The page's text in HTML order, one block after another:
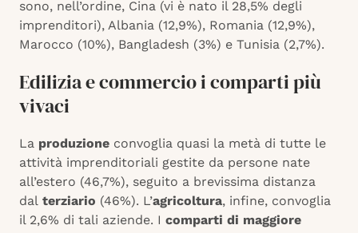
sono, nell’ordine, Cina (vi è nato il 28,5% degli
imprenditori), Albania (12,9%), Romania (12,9%),
Marocco (10%), Bangladesh (3%) e Tunisia (2,7%).
Edilizia e commercio i comparti più
vivaci
La produzione convoglia quasi la metà di tutte le
attività imprenditoriali gestite da persone nate
all’estero (46,7%), seguito a brevissima distanza
dal terziario (46%). L’agricoltura, infine, convoglia
il 2,6% di tali aziende. I comparti di maggiore